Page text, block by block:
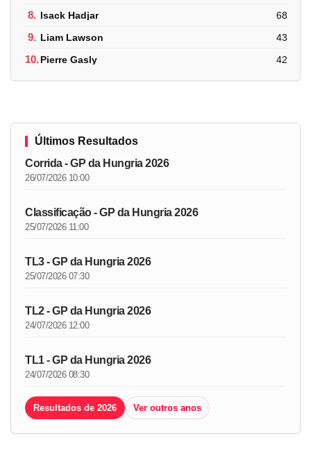
8. Isack Hadjar 68
9. Liam Lawson 43
10.Pierre Gasly 42
Últimos Resultados
Corrida - GP da Hungria 2026
26/07/2026 10:00
Classificação - GP da Hungria 2026
25/07/2026 11:00
TL3 - GP da Hungria 2026
25/07/2026 07:30
TL2 - GP da Hungria 2026
24/07/2026 12:00
TL1 - GP da Hungria 2026
24/07/2026 08:30
Resultados de 2026 Ver outros anos